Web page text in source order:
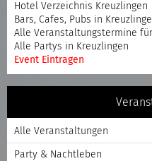
Hotel Verzeichnis Kreuzlingen
Bars, Cafes, Pubs in
Alle Veranstaltungstermine
Alle Partys in Kreuzlingen
Event Eintragen
Alle Veranstaltungen
Party & Nachtleben